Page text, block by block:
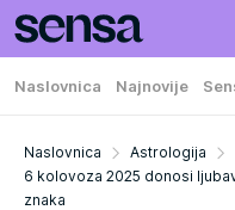
Naslovnica Najnovije
Naslovnica Astrologija
6 kolovoza 2025 donosi
znaka